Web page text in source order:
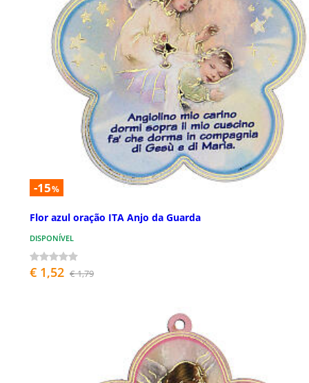
-15%
Flor azul oração ITA Anjo da Guarda
DISPONÍVEL
€ 1,52 € 1,79